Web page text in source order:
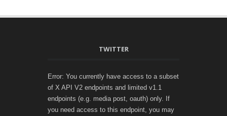
TWITTER
Error: You currently have access to a subset
of X API V2 endpoints and limited v1.1
endpoints (e.g. media post, oauth) only. If
you need access to this endpoint, you may